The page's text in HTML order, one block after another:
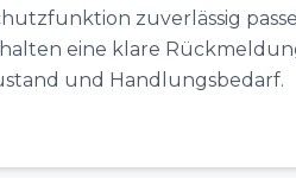
zuverlässig
eine klare
und Handlungsbedarf.